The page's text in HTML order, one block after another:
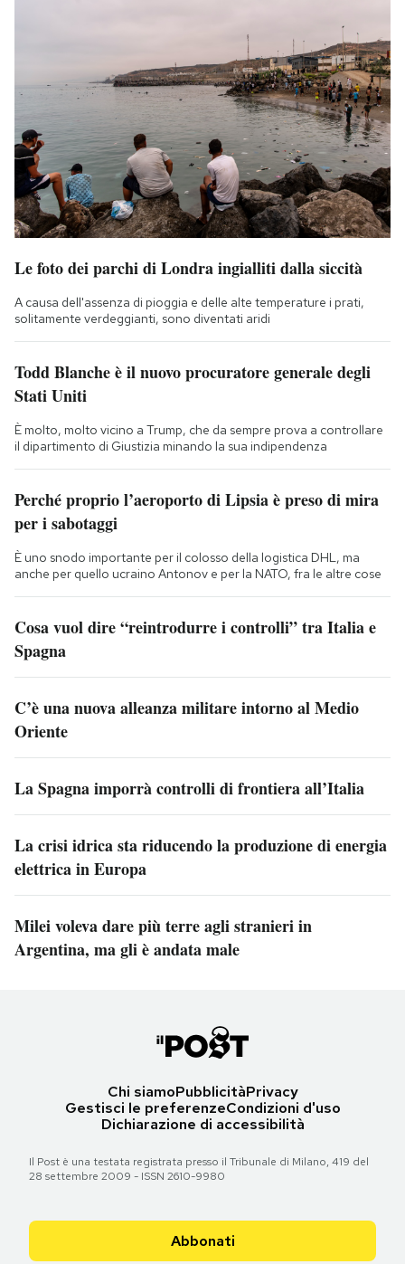
Le foto dei parchi di Londra ingialliti dalla siccità
A causa dell'assenza di pioggia e delle alte temperature i prati,
solitamente verdeggianti, sono diventati aridi
Todd Blanche è il nuovo procuratore generale degli
Stati Uniti
È molto, molto vicino a Trump, che da sempre prova a controllare
il dipartimento di Giustizia minando la sua indipendenza
Perché proprio l’aeroporto di Lipsia è preso di mira
per i sabotaggi
È uno snodo importante per il colosso della logistica DHL, ma
anche per quello ucraino Antonov e per la NATO, fra le altre cose
Cosa vuol dire “reintrodurre i controlli” tra Italia e
Spagna
C’è una nuova alleanza militare intorno al Medio
Oriente
La Spagna imporrà controlli di frontiera all’Italia
La crisi idrica sta riducendo la produzione di energia
elettrica in Europa
Milei voleva dare più terre agli stranieri in
Argentina, ma gli è andata male
Chi siamoPubblicitàPrivacy
Gestisci le preferenzeCondizioni d'uso
Dichiarazione di accessibilità
Il Post è una testata registrata presso il Tribunale di Milano, 419 del
28 settembre 2009 - ISSN 2610-9980
Abbonati